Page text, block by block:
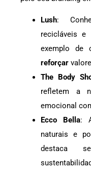
Lush:
recicláveis
exemplo de
reforçar
The Body
refletem a
emocional
Ecco Bella:
naturais e
destaca